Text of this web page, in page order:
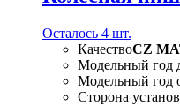
Осталось 4 шт.
КачествоCZ
Модельный год
Модельный год
Сторона